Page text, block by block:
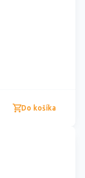
Do košíka